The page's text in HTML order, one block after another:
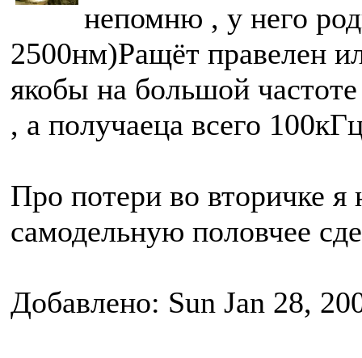
непомню , у него
2500нм)Ращёт правелен
якобы на большой
, а получаеца всего
Про потери во вторичке
самодельную половчее
Добавлено: Sun Jan 28,